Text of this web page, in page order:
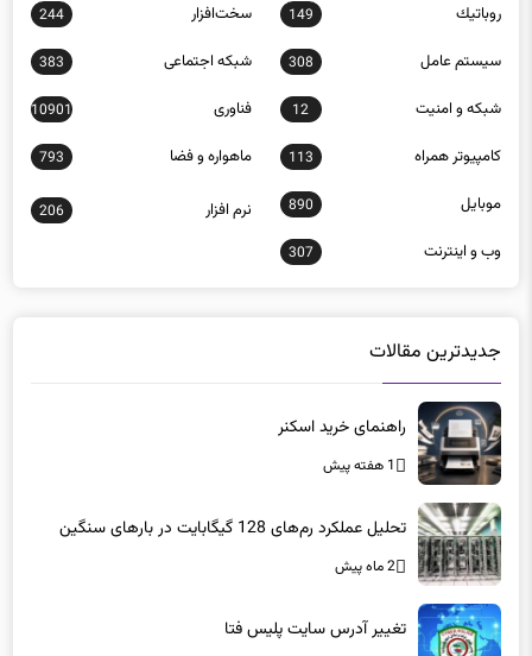
روباتيك 149 سخت‌افزار 244
سيستم عامل 308 شبكه اجتماعی 383
شبكه و امنيت 12 فناوری 10901
كامپيوتر همراه 113 ماهواره و فضا 793
موبايل 890 نرم افزار 206
وب و اينترنت 307
جدیدترین مقالات
راهنمای خرید اسکنر
1 هفته پیش
تحلیل عملکرد رم‌های 128 گیگابایت در بارهای سنگین
2 ماه پیش
تغییر آدرس سایت پلیس فتا